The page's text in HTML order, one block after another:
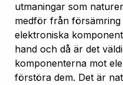
utmaningar som
medför från försämring
elektroniska
hand och då är det
komponenterna mot
förstöra dem. Det är